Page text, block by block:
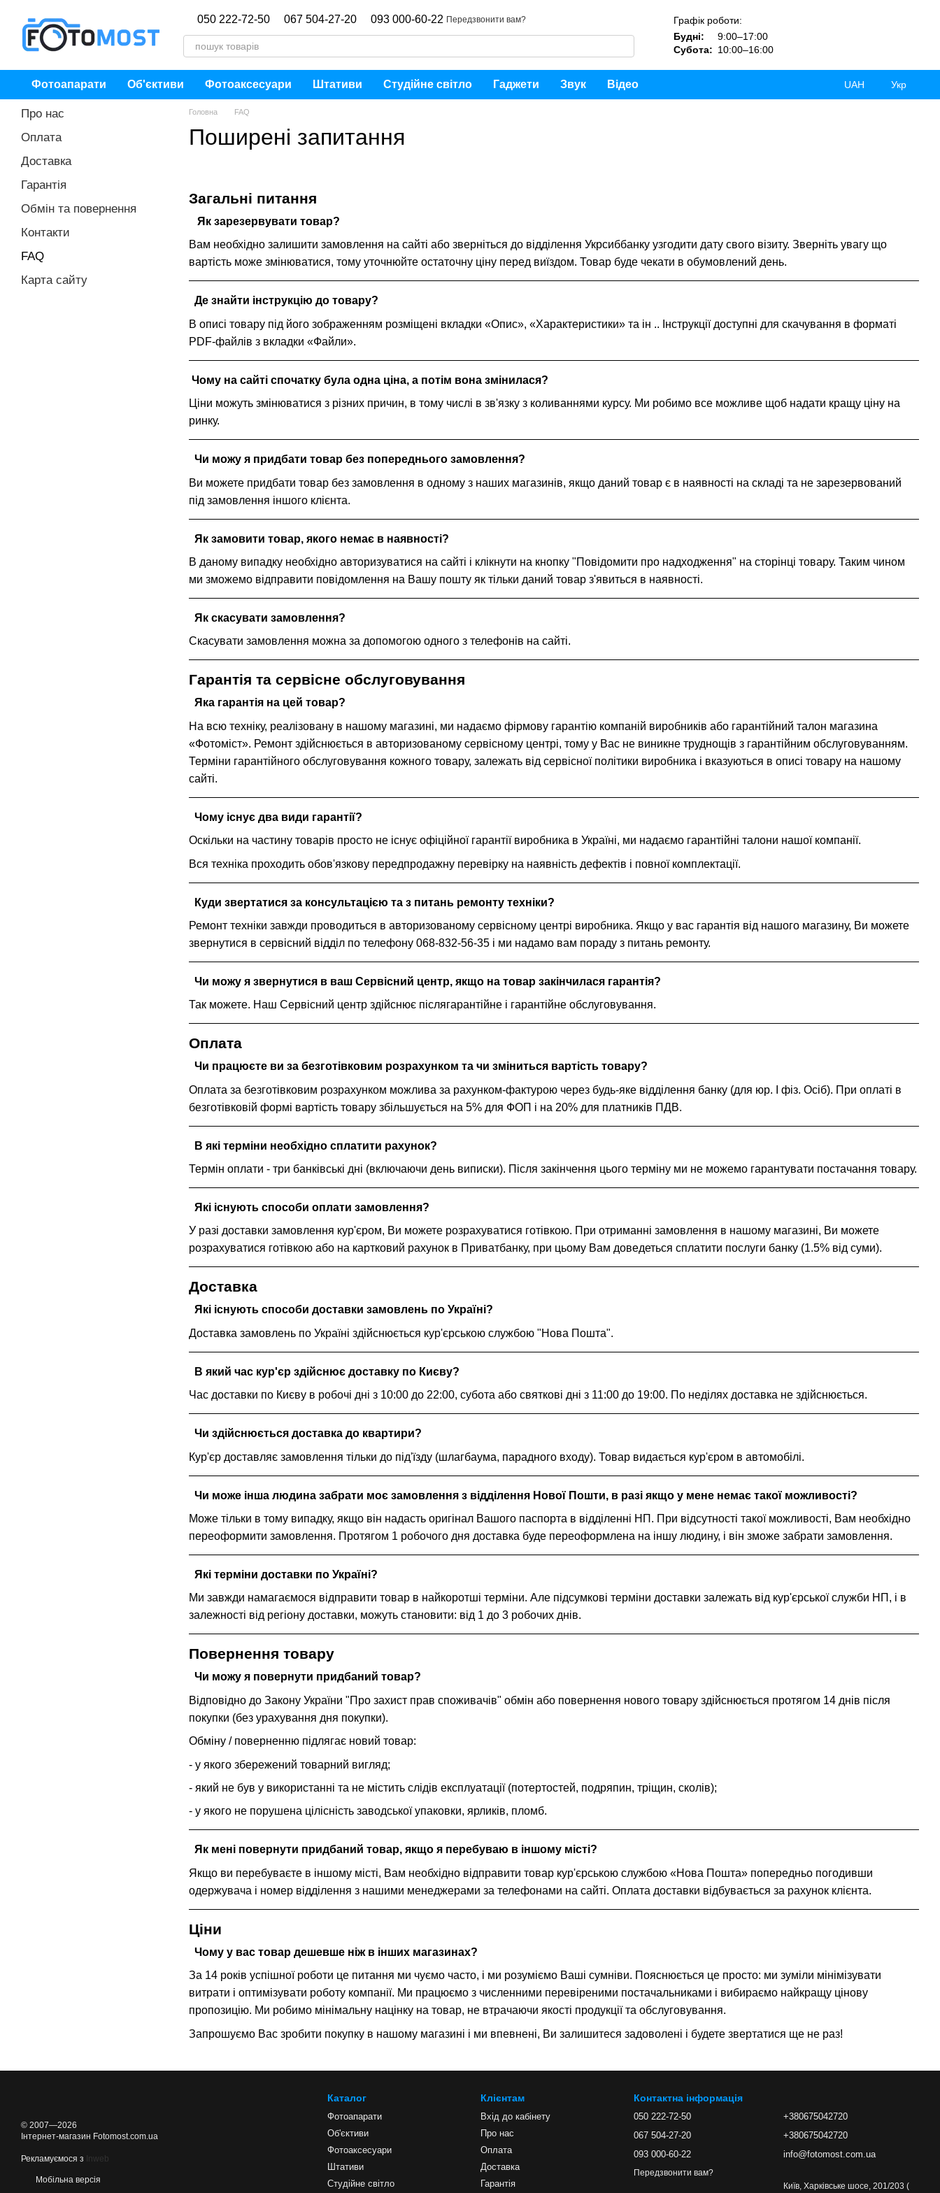
050 222-72-50 067 504-27-20 093 000-60-22 Передзвонити вам?
Графік роботи:
Будні:
9:00–17:00
Субота: 10:00–16:00
Фотоапарати Об'єктиви Фотоаксесуари Штативи Студійне світло Гаджети Звук Відео UAH Укр
Головна FAQ
Поширені запитання
Загальні питання
Як зарезервувати товар?
Вам необхідно залишити замовлення на сайті або зверніться до відділення Укрсиббанку узгодити дату свого візиту. Зверніть увагу що
вартість може змінюватися, тому уточнюйте остаточну ціну перед виїздом. Товар буде чекати в обумовлений день.
Де знайти інструкцію до товару?
В описі товару під його зображенням розміщені вкладки «Опис», «Характеристики» та ін .. Інструкції доступні для скачування в форматі
PDF-файлів з вкладки «Файли».
Чому на сайті спочатку була одна ціна, а потім вона змінилася?
Ціни можуть змінюватися з різних причин, в тому числі в зв'язку з коливаннями курсу. Ми робимо все можливе щоб надати кращу ціну на
ринку.
Чи можу я придбати товар без попереднього замовлення?
Ви можете придбати товар без замовлення в одному з наших магазинів, якщо даний товар є в наявності на складі та не зарезервований
під замовлення іншого клієнта.
Як замовити товар, якого немає в наявності?
В даному випадку необхідно авторизуватися на сайті і клікнути на кнопку "Повідомити про надходження" на сторінці товару. Таким чином
ми зможемо відправити повідомлення на Вашу пошту як тільки даний товар з'явиться в наявності.
Як скасувати замовлення?
Скасувати замовлення можна за допомогою одного з телефонів на сайті.
Гарантія та сервісне обслуговування
Яка гарантія на цей товар?
На всю техніку, реалізовану в нашому магазині, ми надаємо фірмову гарантію компаній виробників або гарантійний талон магазина
«Фотоміст». Ремонт здійснюється в авторизованому сервісному центрі, тому у Вас не виникне труднощів з гарантійним обслуговуванням.
Терміни гарантійного обслуговування кожного товару, залежать від сервісної політики виробника і вказуються в описі товару на нашому
сайті.
Чому існує два види гарантії?
Оскільки на частину товарів просто не існує офіційної гарантії виробника в Україні, ми надаємо гарантійні талони нашої компанії.
Вся техніка проходить обов'язкову передпродажну перевірку на наявність дефектів і повної комплектації.
Куди звертатися за консультацією та з питань ремонту техніки?
Ремонт техніки завжди проводиться в авторизованому сервісному центрі виробника. Якщо у вас гарантія від нашого магазину, Ви можете
звернутися в сервісний відділ по телефону 068-832-56-35 і ми надамо вам пораду з питань ремонту.
Чи можу я звернутися в ваш Сервісний центр, якщо на товар закінчилася гарантія?
Так можете. Наш Сервісний центр здійснює післягарантійне і гарантійне обслуговування.
Оплата
Чи працюєте ви за безготівковим розрахунком та чи зміниться вартість товару?
Оплата за безготівковим розрахунком можлива за рахунком-фактурою через будь-яке відділення банку (для юр. І фіз. Осіб). При оплаті в
безготівковій формі вартість товару збільшується на 5% для ФОП і на 20% для платників ПДВ.
В які терміни необхідно сплатити рахунок?
Термін оплати - три банківські дні (включаючи день виписки). Після закінчення цього терміну ми не можемо гарантувати постачання товару.
Які існують способи оплати замовлення?
У разі доставки замовлення кур'єром, Ви можете розрахуватися готівкою. При отриманні замовлення в нашому магазині, Ви можете
розрахуватися готівкою або на картковий рахунок в Приватбанку, при цьому Вам доведеться сплатити послуги банку (1.5% від суми).
Доставка
Які існують способи доставки замовлень по Україні?
Доставка замовлень по Україні здійснюється кур'єрською службою "Нова Пошта".
В який час кур'єр здійснює доставку по Києву?
Час доставки по Києву в робочі дні з 10:00 до 22:00, субота або святкові дні з 11:00 до 19:00. По неділях доставка не здійснюється.
Чи здійснюється доставка до квартири?
Кур'єр доставляє замовлення тільки до під'їзду (шлагбаума, парадного входу). Товар видається кур'єром в автомобілі.
Чи може інша людина забрати моє замовлення з відділення Нової Пошти, в разі якщо у мене немає такої можливості?
Може тільки в тому випадку, якщо він надасть оригінал Вашого паспорта в відділенні НП. При відсутності такої можливості, Вам необхідно
переоформити замовлення. Протягом 1 робочого дня доставка буде переоформлена на іншу людину, і він зможе забрати замовлення.
Які терміни доставки по Україні?
Ми завжди намагаємося відправити товар в найкоротші терміни. Але підсумкові терміни доставки залежать від кур'єрської служби НП, і в
залежності від регіону доставки, можуть становити: від 1 до 3 робочих днів.
Повернення товару
Чи можу я повернути придбаний товар?
Відповідно до Закону України "Про захист прав споживачів" обмін або повернення нового товару здійснюється протягом 14 днів після
покупки (без урахування дня покупки).
Обміну / поверненню підлягає новий товар:
- у якого збережений товарний вигляд;
- який не був у використанні та не містить слідів експлуатації (потертостей, подряпин, тріщин, сколів);
- у якого не порушена цілісність заводської упаковки, ярликів, пломб.
Як мені повернути придбаний товар, якщо я перебуваю в іншому місті?
Якщо ви перебуваєте в іншому місті, Вам необхідно відправити товар кур'єрською службою «Нова Пошта» попередньо погодивши
одержувача і номер відділення з нашими менеджерами за телефонами на сайті. Оплата доставки відбувається за рахунок клієнта.
Ціни
Чому у вас товар дешевше ніж в інших магазинах?
За 14 років успішної роботи це питання ми чуємо часто, і ми розуміємо Ваші сумніви. Пояснюється це просто: ми зуміли мінімізувати
витрати і оптимізувати роботу компанії. Ми працюємо з численними перевіреними постачальниками і вибираємо найкращу цінову
пропозицію. Ми робимо мінімальну націнку на товар, не втрачаючи якості продукції та обслуговування.
Запрошуємо Вас зробити покупку в нашому магазині і ми впевнені, Ви залишитеся задоволені і будете звертатися ще не раз!
Про нас
Оплата
Доставка
Гарантія
Обмін та повернення
Контакти
FAQ
Карта сайту
© 2007—2026
Інтернет-магазин Fotomost.com.ua
Рекламуємося з Inweb
Мобільна версія
Каталог
Фотоапарати
Об'єктиви
Фотоаксесуари
Штативи
Студійне світло
Клієнтам
Вхід до кабінету
Про нас
Оплата
Доставка
Гарантія
Контактна інформація
050 222-72-50
067 504-27-20
093 000-60-22
Передзвонити вам?
+380675042720
+380675042720
info@fotomost.com.ua
Київ, Харківське шосе, 201/203 (